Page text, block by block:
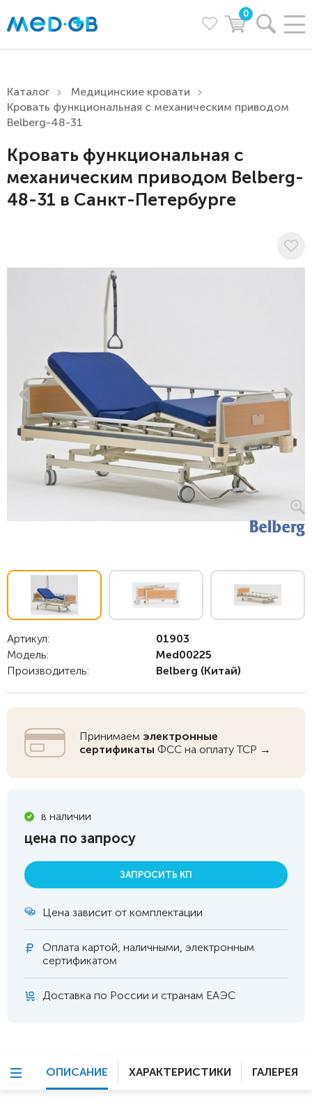
0
Каталог
Медицинские кровати
Кровать функциональная c механическим приводом
Belberg-48-31
Кровать функциональная c
механическим приводом Belberg-
48-31 в Санкт-Петербурге
Артикул:
01903
Модель:
Med00225
Производитель:
Belberg (Китай)
Принимаем электронные
сертификаты ФСС на оплату ТСР →
в наличии
цена по запросу
ЗАПРОСИТЬ КП
Цена зависит от комплектации
Оплата картой, наличными, электронным
сертификатом
Доставка по России и странам ЕАЭС
ОПИСАНИЕ ХАРАКТЕРИСТИКИ ГАЛЕРЕЯ